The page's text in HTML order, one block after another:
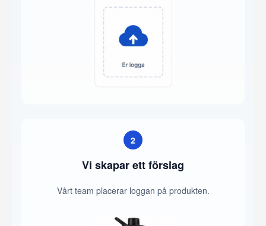
2
Vi skapar ett förslag
Vårt team placerar loggan på produkten.